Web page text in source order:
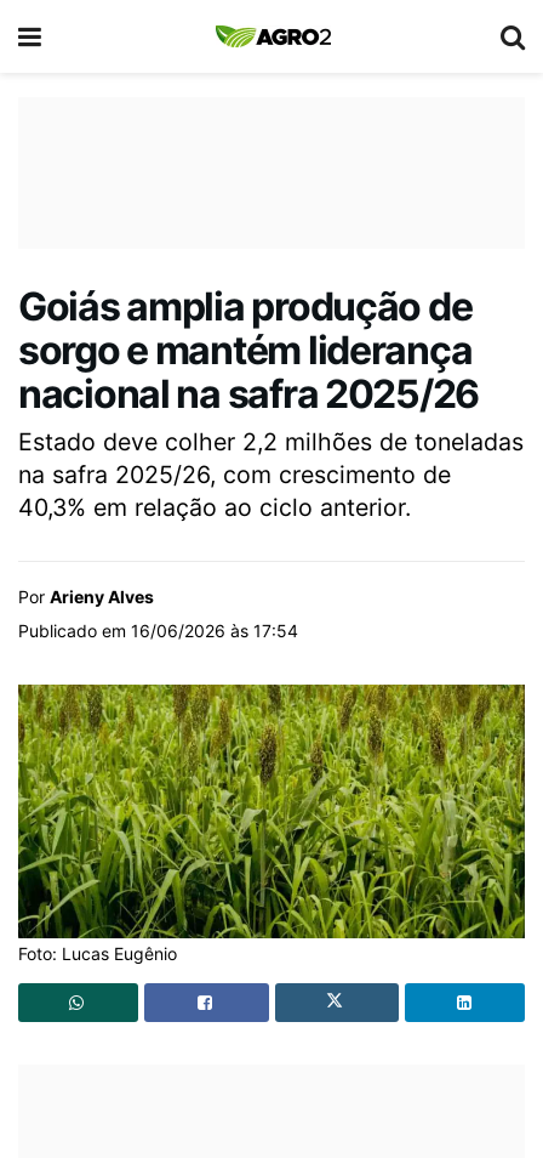
Goiás amplia produção de
sorgo e mantém liderança
nacional na safra 2025/26
Estado deve colher 2,2 milhões de toneladas
na safra 2025/26, com crescimento de
40,3% em relação ao ciclo anterior.
Por Arieny Alves
Publicado em 16/06/2026 às 17:54
Foto: Lucas Eugênio